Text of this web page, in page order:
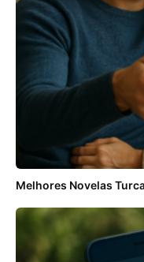
Melhores Novelas